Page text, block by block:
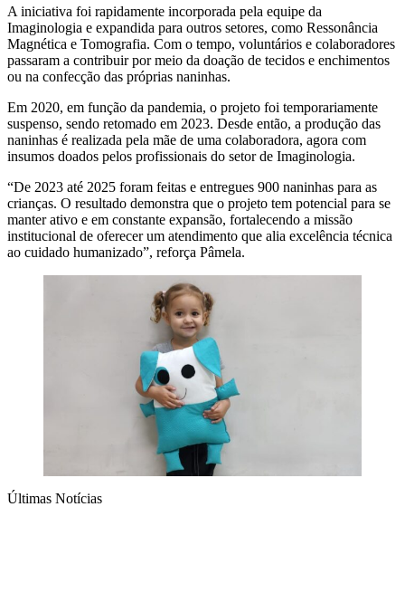
A iniciativa foi rapidamente incorporada pela equipe da
Imaginologia e expandida para outros setores, como Ressonância
Magnética e Tomografia. Com o tempo, voluntários e colaboradores
passaram a contribuir por meio da doação de tecidos e enchimentos
ou na confecção das próprias naninhas.
Em 2020, em função da pandemia, o projeto foi temporariamente
suspenso, sendo retomado em 2023. Desde então, a produção das
naninhas é realizada pela mãe de uma colaboradora, agora com
insumos doados pelos profissionais do setor de Imaginologia.
“De 2023 até 2025 foram feitas e entregues 900 naninhas para as
crianças. O resultado demonstra que o projeto tem potencial para se
manter ativo e em constante expansão, fortalecendo a missão
institucional de oferecer um atendimento que alia excelência técnica
ao cuidado humanizado”, reforça Pâmela.
Últimas Notícias